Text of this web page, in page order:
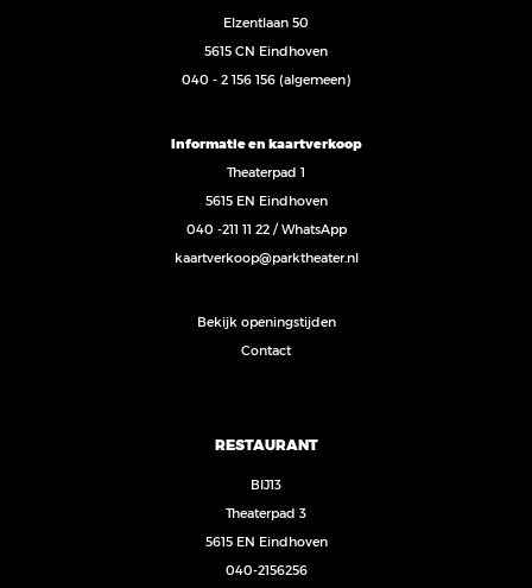
Elzentlaan 50
5615 CN Eindhoven
040 - 2 156 156 (algemeen)
Informatie en kaartverkoop
Theaterpad 1
5615 EN Eindhoven
040 -211 11 22/WhatsApp
kaartverkoop@parktheater.nl
Bekijk openingstijden
Contact
RESTAURANT
BIJ13
Theaterpad 3
5615 EN Eindhoven
040-2156256